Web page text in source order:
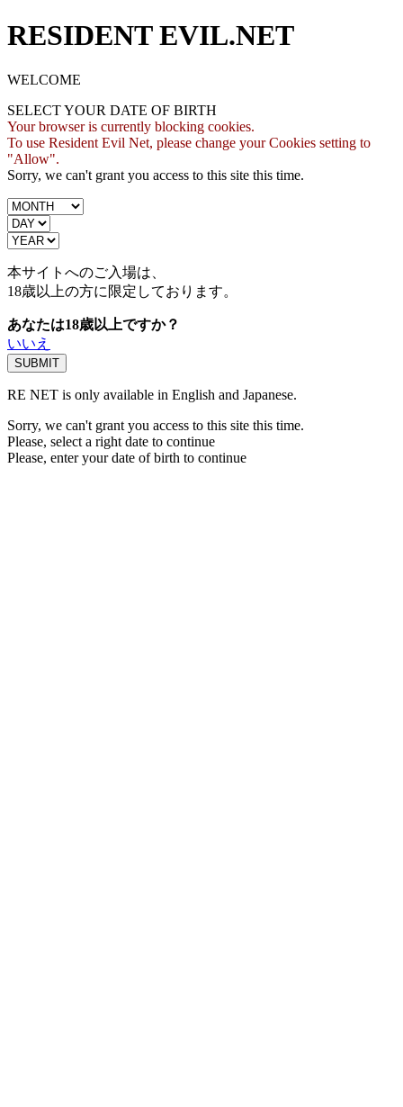
RESIDENT EVIL.NET
WELCOME
SELECT YOUR DATE OF BIRTH
Your browser is currently blocking cookies.
To use Resident Evil Net, please change your Cookies setting to
"Allow".
Sorry, we can't grant you access to this site this time.
本サイトへのご入場は、
18歳以上の方に限定しております。
あなたは18歳以上ですか？
いいえ
RE NET is only available in English and Japanese.
Sorry, we can't grant you access to this site this time.
Please, select a right date to continue
Please, enter your date of birth to continue